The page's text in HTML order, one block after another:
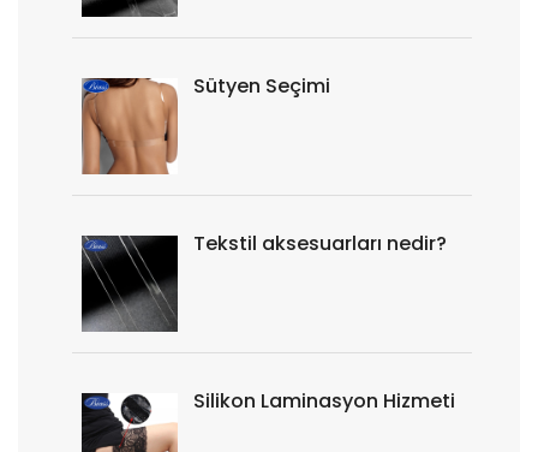
Sütyen Seçimi
Tekstil aksesuarları nedir?
Silikon Laminasyon Hizmeti